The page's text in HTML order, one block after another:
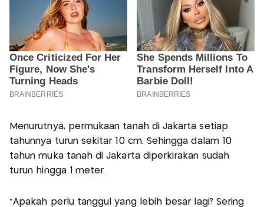
Menurutnya, permukaan tanah di Jakarta setiap
tahunnya turun sekitar 10 cm. Sehingga dalam 10
tahun muka tanah di Jakarta diperkirakan sudah
turun hingga 1 meter.
"Apakah perlu tanggul yang lebih besar lagi? Sering